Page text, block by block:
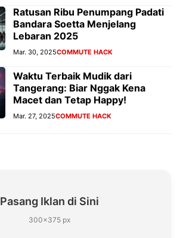
Ratusan Ribu Penumpang Padati
Bandara Soetta Menjelang
Lebaran 2025
Mar. 30, 2025COMMUTE HACK
Waktu Terbaik Mudik dari
Tangerang: Biar Nggak Kena
Macet dan Tetap Happy!
Mar. 27, 2025COMMUTE HACK
Pasang Iklan di Sini
300×375 px